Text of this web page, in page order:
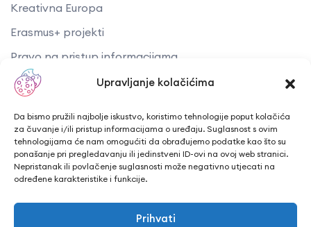
Upravljanje kolačićima
Da bismo pružili najbolje iskustvo, koristimo tehnologije poput kolačića
za čuvanje i/ili pristup informacijama o uređaju. Suglasnost s ovim
tehnologijama će nam omogućiti da obrađujemo podatke kao što su
ponašanje pri pregledavanju ili jedinstveni ID-ovi na ovoj web stranici.
Nepristanak ili povlačenje suglasnosti može negativno utjecati na
određene karakteristike i funkcije.
Prihvati
Kreativna Europa
Erasmus+ projekti
​​​​​​​Pravo na pristup informacijama
Arhiva objava
Kontaktirajte nas
Telefon: + 385 43 241 298
Email: info@cuk.hr
Lokacija: Trg hrvatskih branitelja 15, Bjelovar